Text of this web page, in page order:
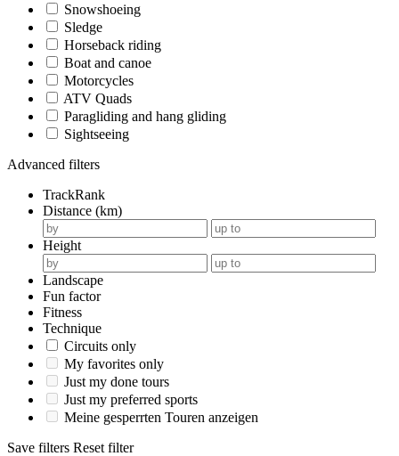
Snowshoeing
Sledge
Horseback riding
Boat and canoe
Motorcycles
ATV Quads
Paragliding and hang gliding
Sightseeing
Advanced filters
TrackRank
Distance (km)
Height
Landscape
Fun factor
Fitness
Technique
Circuits only
My favorites only
Just my done tours
Just my preferred sports
Meine gesperrten Touren anzeigen
Save filters Reset filter